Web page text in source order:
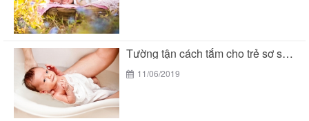
Tường tận cách tắm cho trẻ sơ sinh đúng...
11/06/2019